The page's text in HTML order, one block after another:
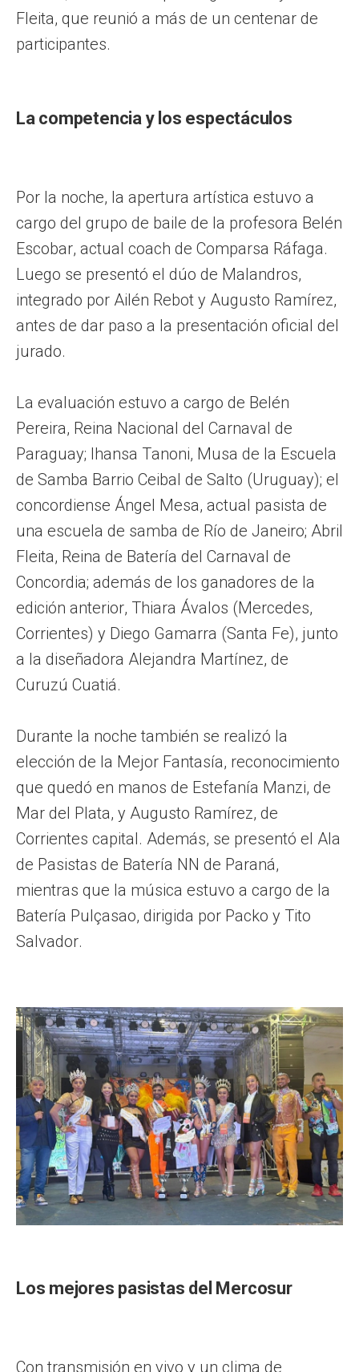
Fleita, que reunió a más de un centenar de
participantes.
La competencia y los espectáculos
Por la noche, la apertura artística estuvo a
cargo del grupo de baile de la profesora Belén
Escobar, actual coach de Comparsa Ráfaga.
Luego se presentó el dúo de Malandros,
integrado por Ailén Rebot y Augusto Ramírez,
antes de dar paso a la presentación oficial del
jurado.
La evaluación estuvo a cargo de Belén
Pereira, Reina Nacional del Carnaval de
Paraguay; Ihansa Tanoni, Musa de la Escuela
de Samba Barrio Ceibal de Salto (Uruguay); el
concordiense Ángel Mesa, actual pasista de
una escuela de samba de Río de Janeiro; Abril
Fleita, Reina de Batería del Carnaval de
Concordia; además de los ganadores de la
edición anterior, Thiara Ávalos (Mercedes,
Corrientes) y Diego Gamarra (Santa Fe), junto
a la diseñadora Alejandra Martínez, de
Curuzú Cuatiá.
Durante la noche también se realizó la
elección de la Mejor Fantasía, reconocimiento
que quedó en manos de Estefanía Manzi, de
Mar del Plata, y Augusto Ramírez, de
Corrientes capital. Además, se presentó el Ala
de Pasistas de Batería NN de Paraná,
mientras que la música estuvo a cargo de la
Batería Pulçasao, dirigida por Packo y Tito
Salvador.
Los mejores pasistas del Mercosur
Con transmisión en vivo y un clima de